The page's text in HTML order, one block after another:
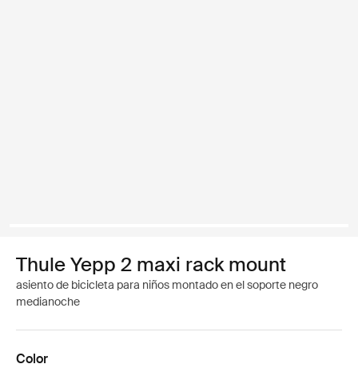
Thule Yepp 2 maxi rack mount
asiento de bicicleta para niños montado en el soporte negro
medianoche
Color